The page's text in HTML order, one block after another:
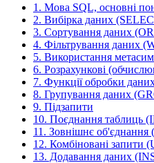
1. Мова SQL, основні
2. Вибірка даних
3. Сортування даних
4. Фільтрування даних
5. Використання
6. Розрахункові
7. Функції обробки
8. Групування даних
9. Підзапити
10. Поєднання таблиць
11. Зовнішнє
12. Комбіновані запити
13. Додавання даних